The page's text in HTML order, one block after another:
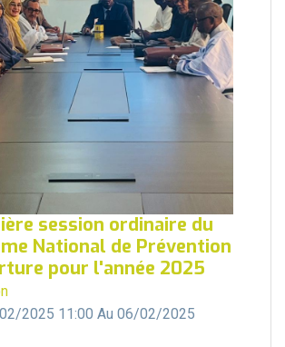
session ordinaire du
National de Prévention
pour l'année 2025
2025 11:00 Au 06/02/2025